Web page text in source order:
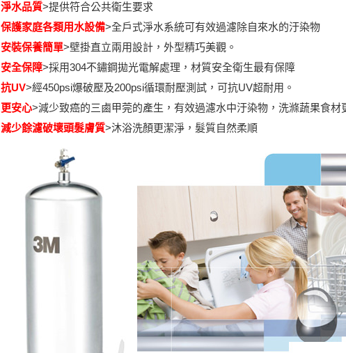
淨水品質>提供符合公共衛生要求
保護家庭各類用水設備>全戶式淨水系統可有效過濾除自來水的汙染物
安裝保養簡單>壁掛直立兩用設計，外型精巧美觀。
安全保障>採用304不鏽鋼拋光電解處理，材質安全衛生最有保障
抗UV>經450psi爆破壓及200psi循環耐壓測試，可抗UV超耐用。
更安心>減少致癌的三鹵甲莞的產生​，有效過濾水中汙染物，洗滌蔬果食材
減少餘濾破壞頭髮膚質>沐浴洗顏更潔淨，髮質自然柔順